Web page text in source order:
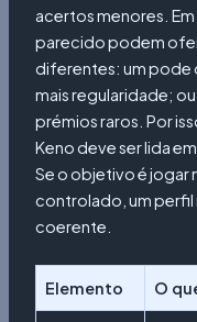
acertos menores.
parecido podem
diferentes: um pode
mais regularidade;
prémios raros. Por
Keno deve ser lida
Se o objetivo é
controlado, um perfil
coerente.
Elemento O